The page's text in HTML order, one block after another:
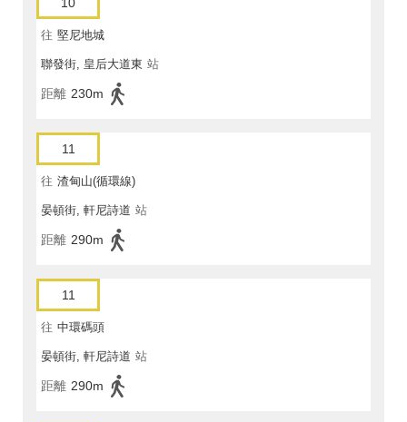
10
往 堅尼地城
聯發街, 皇后大道東 站
距離 230m
11
往 渣甸山(循環線)
晏頓街, 軒尼詩道 站
距離 290m
11
往 中環碼頭
晏頓街, 軒尼詩道 站
距離 290m